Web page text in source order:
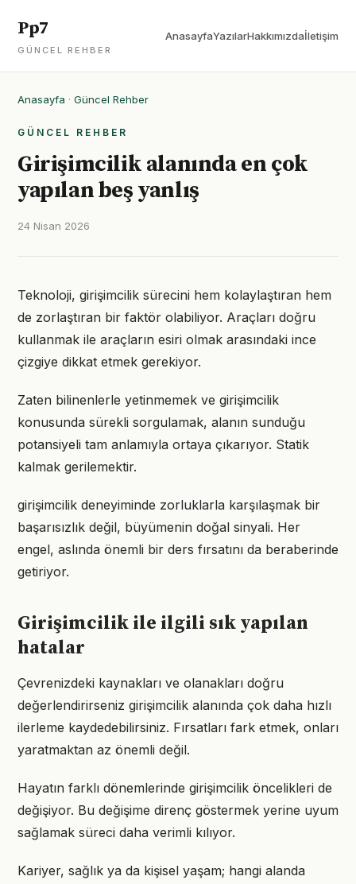
Pp7
GÜNCEL REHBER
AnasayfaYazılarHakkımızdaİletişim
Anasayfa · Güncel Rehber
GÜNCEL REHBER
Girişimcilik alanında en çok
yapılan beş yanlış
24 Nisan 2026
Teknoloji, girişimcilik sürecini hem kolaylaştıran hem
de zorlaştıran bir faktör olabiliyor. Araçları doğru
kullanmak ile araçların esiri olmak arasındaki ince
çizgiye dikkat etmek gerekiyor.
Zaten bilinenlerle yetinmemek ve girişimcilik
konusunda sürekli sorgulamak, alanın sunduğu
potansiyeli tam anlamıyla ortaya çıkarıyor. Statik
kalmak gerilemektir.
girişimcilik deneyiminde zorluklarla karşılaşmak bir
başarısızlık değil, büyümenin doğal sinyali. Her
engel, aslında önemli bir ders fırsatını da beraberinde
getiriyor.
Girişimcilik ile ilgili sık yapılan
hatalar
Çevrenizdeki kaynakları ve olanakları doğru
değerlendirirseniz girişimcilik alanında çok daha hızlı
ilerleme kaydedebilirsiniz. Fırsatları fark etmek, onları
yaratmaktan az önemli değil.
Hayatın farklı dönemlerinde girişimcilik öncelikleri de
değişiyor. Bu değişime direnç göstermek yerine uyum
sağlamak süreci daha verimli kılıyor.
Kariyer, sağlık ya da kişisel yaşam; hangi alanda